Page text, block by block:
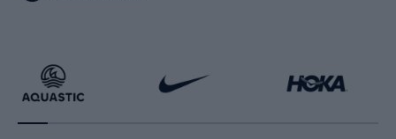
Bikepacking
Sport con le racchette